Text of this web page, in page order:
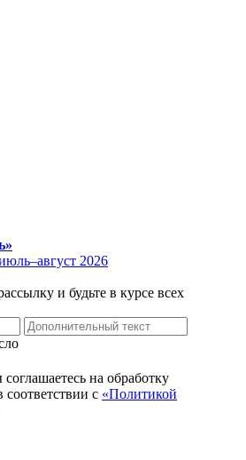
2026
и будьте в курсе всех
на обработку
с «Политикой